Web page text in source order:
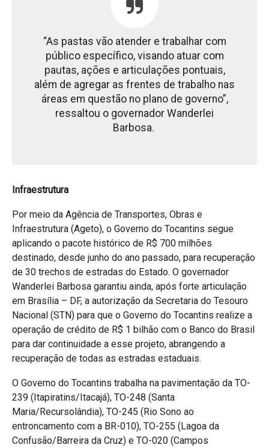
“As pastas vão atender e trabalhar com
público específico, visando atuar com
pautas, ações e articulações pontuais,
além de agregar as frentes de trabalho nas
áreas em questão no plano de governo”,
ressaltou o governador Wanderlei
Barbosa.
Infraestrutura
Por meio da Agência de Transportes, Obras e
Infraestrutura (Ageto), o Governo do Tocantins segue
aplicando o pacote histórico de R$ 700 milhões
destinado, desde junho do ano passado, para recuperação
de 30 trechos de estradas do Estado. O governador
Wanderlei Barbosa garantiu ainda, após forte articulação
em Brasília – DF, a autorização da Secretaria do Tesouro
Nacional (STN) para que o Governo do Tocantins realize a
operação de crédito de R$ 1 bilhão com o Banco do Brasil
para dar continuidade a esse projeto, abrangendo a
recuperação de todas as estradas estaduais.
O Governo do Tocantins trabalha na pavimentação da TO-
239 (Itapiratins/Itacajá), TO-248 (Santa
Maria/Recursolândia), TO-245 (Rio Sono ao
entroncamento com a BR-010), TO-255 (Lagoa da
Confusão/Barreira da Cruz) e TO-020 (Campos